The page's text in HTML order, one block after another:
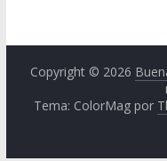
Copyright © 2026
Tema: ColorMag por